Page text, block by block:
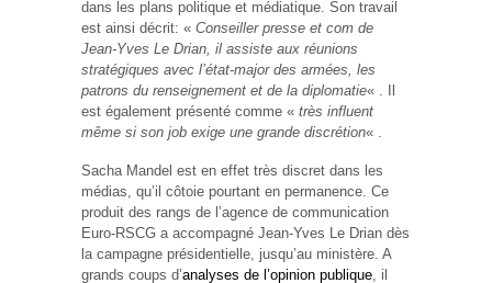
dans les plans politique et médiatique. Son travail
est ainsi décrit: « Conseiller presse et com de
Jean-Yves Le Drian, il assiste aux réunions
stratégiques avec l’état-major des armées, les
patrons du renseignement et de la diplomatie« . Il
est également présenté comme « très influent
même si son job exige une grande discrétion« .
Sacha Mandel est en effet très discret dans les
médias, qu’il côtoie pourtant en permanence. Ce
produit des rangs de l’agence de communication
Euro-RSCG a accompagné Jean-Yves Le Drian dès
la campagne présidentielle, jusqu’au ministère. A
grands coups d’analyses de l’opinion publique , il